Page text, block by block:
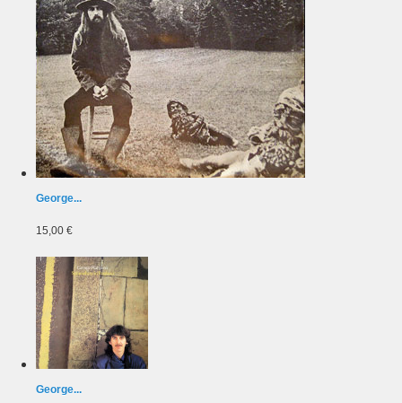
George...
15,00 €
George...